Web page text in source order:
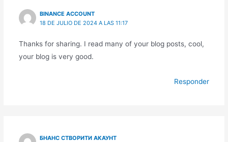
BINANCE ACCOUNT
18 DE JULIO DE 2024 A LAS 11:17
Thanks for sharing. I read many of your blog posts, cool,
your blog is very good.
Responder
БНАНС СТВОРИТИ АКАУНТ